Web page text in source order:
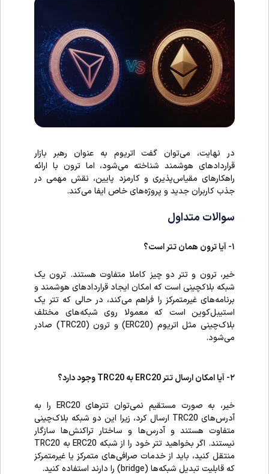
در نهایت، می‌توان گفت اتریوم به عنوان رهبر بازار
قراردادهای هوشمند شناخته می‌شود، اما ترون با ارائه
راهکارهای مقیاس‌پذیری و کارمزد پایین، نقش مهمی در
جذب کاربران جدید و پروژه‌های خاص ایفا می‌کند.
سوالات متداول
۱- آیا ترون همان تتر است؟
خیر، ترون و تتر دو چیز کاملا متفاوت هستند. ترون یک
شبکه بلاکچینی است که امکان ایجاد قراردادهای هوشمند و
برنامه‌های غیرمتمرکز را فراهم می‌کند، در حالی که تتر یک
استیبل‌کوین است که معمولا روی شبکه‌های مختلف
بلاک‌چینی مثل اتریوم (ERC20) و ترون (TRC20) صادر
می‌شود.
۲- آیا امکان ارسال تتر ERC20 به TRC20 وجود دارد؟
خیر، به صورت مستقیم نمی‌توان تترهای ERC20 را به
آدرس‌های TRC20 ارسال کرد، زیرا این دو شبکه بلاک‌چینی
متفاوت هستند و آدرس‌ها و ساختار تراکنش‌ها سازگار
نیستند. اگر بخواهید تتر خود را از شبکه ERC20 به TRC20
منتقل کنید، باید از خدمات صرافی‌های متمرکز یا غیرمتمرکز
که قابلیت تبدیل شبکه‌ها (bridge) را دارند استفاده کنید.